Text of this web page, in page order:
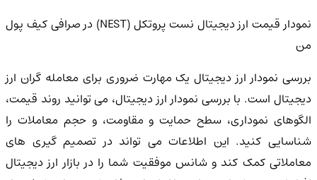
نمودار قیمت ارز دیجیتال نست پروتکل (NEST) در صرافی کیف پول
من
بررسی نمودار ارز دیجیتال یک مهارت ضروری برای معامله گران ارز
دیجیتال است. با بررسی نمودار ارز دیجیتال، می توانید روند قیمت،
الگوهای نموداری، سطح حمایت و مقاومت، و حجم معاملات را
شناسایی کنید. این اطلاعات می تواند در تصمیم گیری های
معاملاتی کمک کند و شانس موفقیت شما را در بازار ارز دیجیتال